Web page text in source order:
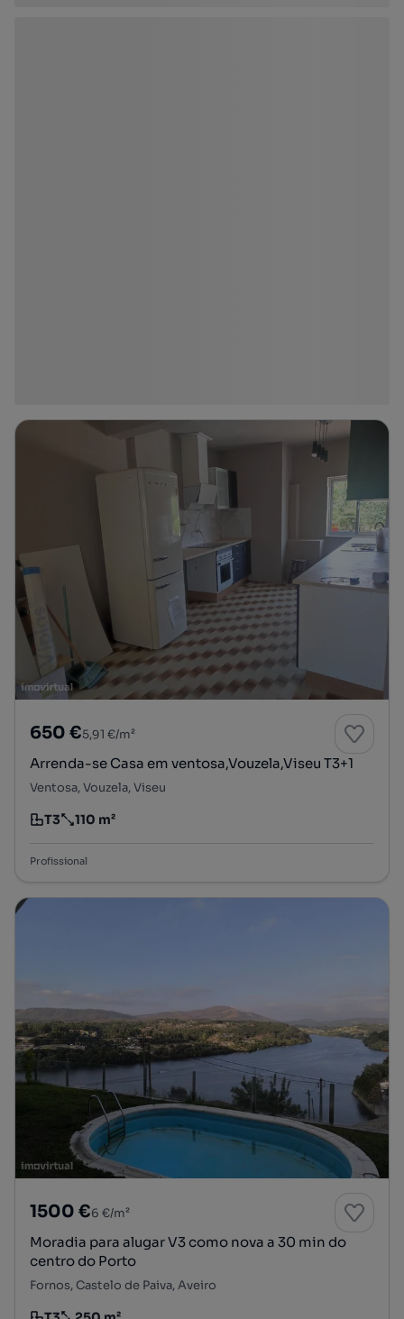
650 €5,91 €/m²
Arrenda-se Casa em ventosa,Vouzela,Viseu T3+1
Ventosa, Vouzela, Viseu
Tipologia
T3
Preço por metro quadrado
110 m²
Profissional
1500 €6 €/m²
Moradia para alugar V3 como nova a 30 min do
centro do Porto
Fornos, Castelo de Paiva, Aveiro